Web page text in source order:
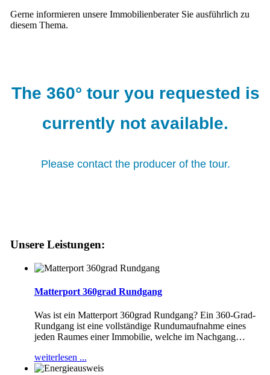
Gerne informieren unsere Immobilienberater Sie ausführlich zu
diesem Thema.
Unsere Leistungen:
Matterport 360grad Rundgang
Was ist ein Matterport 360grad Rundgang? Ein 360-Grad-
Rundgang ist eine vollständige Rundumaufnahme eines
jeden Raumes einer Immobilie, welche im Nachgang…
weiterlesen ...